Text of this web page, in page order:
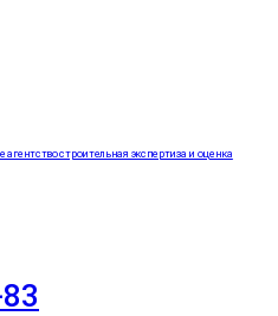
агентство строительная экспертиза и оценка